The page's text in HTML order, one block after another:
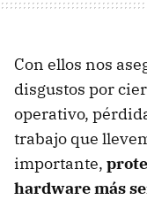
Con ellos nos
disgustos por
operativo,
trabajo que
importante,
hardware más